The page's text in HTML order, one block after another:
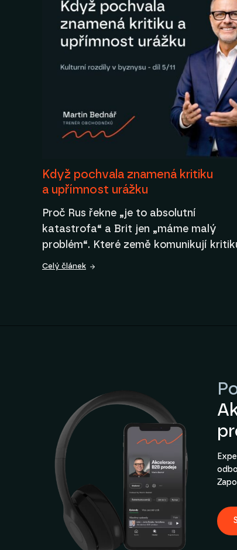
Když pochvala znamená kritiku
a upřímnost urážku
Proč Rus řekne „je to absolutní
katastrofa“ a Brit jen „máme malý
problém“. Které země komunikují
Celý článek